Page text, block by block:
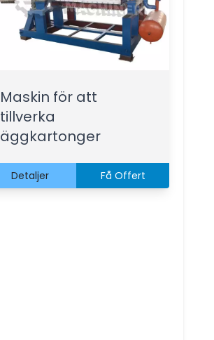
Maskin för att
tillverka
äggkartonger
Detaljer Få Offert